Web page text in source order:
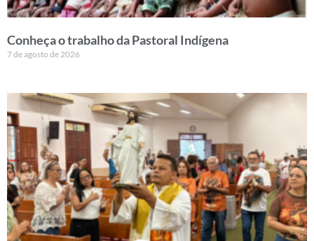
Conheça o trabalho da Pastoral Indígena
7 de agosto de 2026